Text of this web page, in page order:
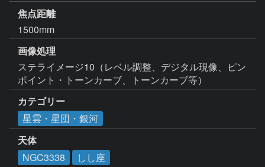
焦点距離
1500mm
画像処理
ステライメージ10（レベル調整、デジタル現像、ピン
ポイント・トーンカーブ、トーンカーブ等）
カテゴリー
星雲・星団・銀河
天体
NGC3338
しし座